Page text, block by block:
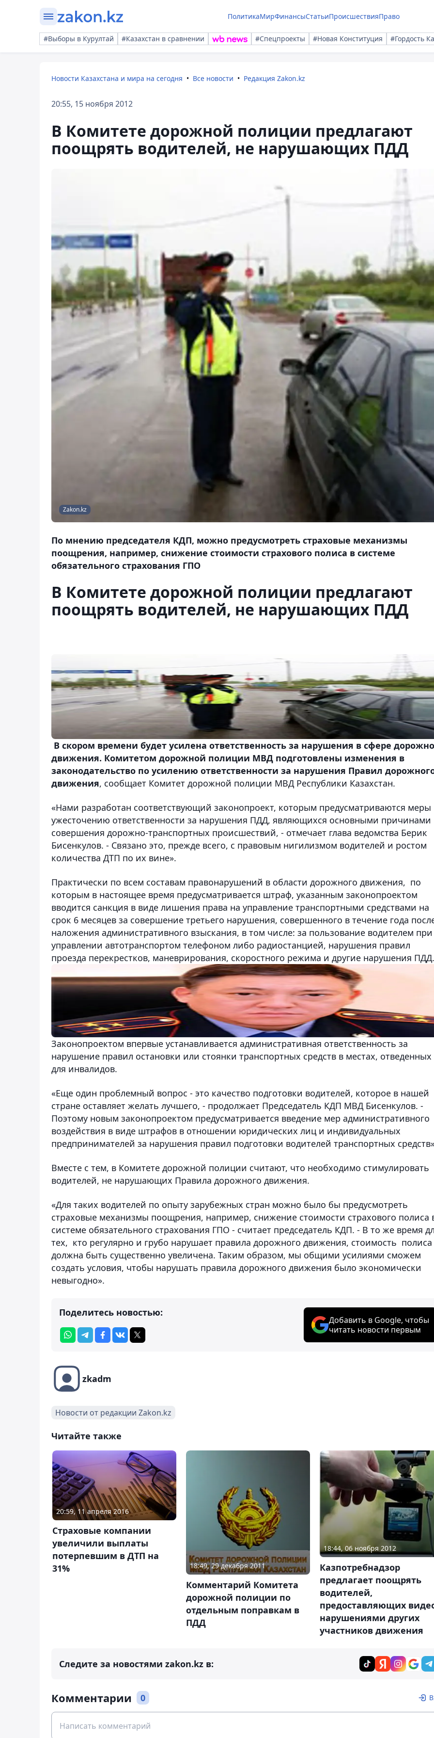
ПолитикаМирФинансыСтатьиПроисшествияПраво
#Выборы в Курултай #Казахстан в сравнении #Спецпроекты #Новая Конституция #Гордость
Новости Казахстана и мира на сегодня Все новости Редакция Zakon.kz
20:55, 15 ноября 2012
В Комитете дорожной полиции предлагают
поощрять водителей, не нарушающих ПДД
Zakon.kz
По мнению председателя КДП, можно предусмотреть страховые механизмы
поощрения, например, снижение стоимости страхового полиса в системе
обязательного страхования ГПО
В Комитете дорожной полиции предлагают
поощрять водителей, не нарушающих ПДД
В скором времени будет усилена ответственность за нарушения в сфере
движения. Комитетом дорожной полиции МВД подготовлены изменения в
законодательство по усилению ответственности за нарушения Правил
движения, сообщает Комитет дорожной полиции МВД Республики Казахстан.
«Нами разработан соответствующий законопроект, которым предусматриваются меры
ужесточению ответственности за нарушения ПДД, являющихся основными причинами
совершения дорожно-транспортных происшествий, - отмечает глава ведомства Берик
Бисенкулов. - Связано это, прежде всего, с правовым нигилизмом водителей и ростом
количества ДТП по их вине».
Практически по всем составам правонарушений в области дорожного движения, по
которым в настоящее время предусматривается штраф, указанным законопроектом
вводится санкция в виде лишения права на управление транспортными средствами на
срок 6 месяцев за совершение третьего нарушения, совершенного в течение года
наложения административного взыскания, в том числе: за пользование водителем при
управлении автотранспортом телефоном либо радиостанцией, нарушения правил
проезда перекрестков, маневрирования, скоростного режима и другие нарушения ПДД.
Законопроектом впервые устанавливается административная ответственность за
нарушение правил остановки или стоянки транспортных средств в местах, отведенных
для инвалидов.
«Еще один проблемный вопрос - это качество подготовки водителей, которое в нашей
стране оставляет желать лучшего, - продолжает Председатель КДП МВД Бисенкулов. -
Поэтому новым законопроектом предусматривается введение мер административного
воздействия в виде штрафов в отношении юридических лиц и индивидуальных
предпринимателей за нарушения правил подготовки водителей транспортных
Вместе с тем, в Комитете дорожной полиции считают, что необходимо стимулировать
водителей, не нарушающих Правила дорожного движения.
«Для таких водителей по опыту зарубежных стран можно было бы предусмотреть
страховые механизмы поощрения, например, снижение стоимости страхового полиса
системе обязательного страхования ГПО - считает председатель КДП. - В то же время
тех, кто регулярно и грубо нарушает правила дорожного движения, стоимость полиса
должна быть существенно увеличена. Таким образом, мы общими усилиями сможем
создать условия, чтобы нарушать правила дорожного движения было экономически
невыгодно».
Поделитесь новостью:
Добавить в Google, чтобы
читать новости первым
zkadm
Новости от редакции Zakon.kz
Читайте также
20:59, 11 апреля 2016
Страховые компании
увеличили выплаты
потерпевшим в ДТП на
31%
18:49, 29 декабря 2011
Комментарий Комитета
дорожной полиции по
отдельным поправкам в
ПДД
18:44, 06 ноября 2012
Казпотребнадзор
предлагает поощрять
водителей,
предоставляющих
нарушениями других
участников движения
Следите за новостями zakon.kz в:
Комментарии 0